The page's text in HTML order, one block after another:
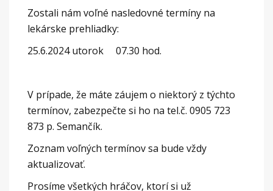
Zostali nám voľné nasledovné termíny na
lekárske prehliadky:
25.6.2024 utorok 07.30 hod.
V prípade, že máte záujem o niektorý z týchto
termínov, zabezpečte si ho na tel.č. 0905 723
873 p. Semančík.
Zoznam voľných termínov sa bude vždy
aktualizovať.
Prosíme všetkých hráčov, ktorí si už